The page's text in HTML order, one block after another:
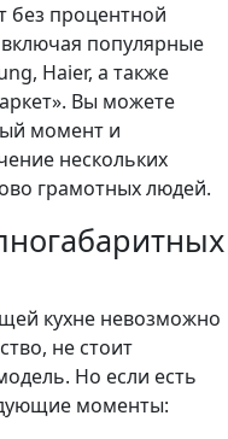
без процентной
популярные
Haier, а также
Вы можете
момент и
нескольких
грамотных людей.
кухне невозможно
не стоит
Но если есть
моменты: